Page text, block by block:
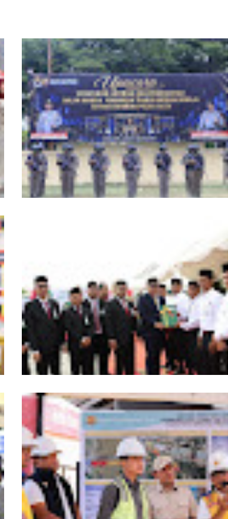
Kapolda Aceh Tutup Pembinaan Tradisi
dan Pembaretan 65 Bintara Remaja
Satbrimob Polda Aceh
HUT ke-53 Bank Aceh: Momentum
Memperkuat Amanah, Menumbuhkan
Keberkahan Bagi Aceh